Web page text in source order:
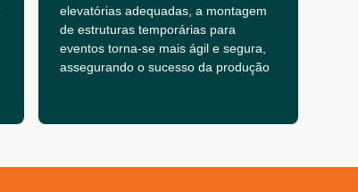
elevatórias adequadas, a montagem
de estruturas temporárias para
eventos torna-se mais ágil e segura,
assegurando o sucesso da produção